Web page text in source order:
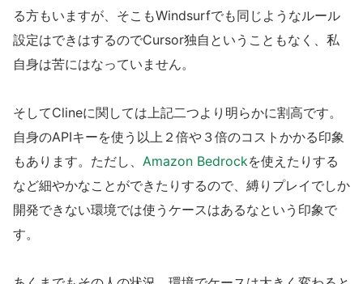
る方もいますが、そこもWindsurfでも同じようなルール
設定はできはするのでCursor独自ということもなく、私
自身は苦にはなっていません。
そしてClineに関しては上記二つより明らかに割高です。
自身のAPIキーを使う以上２倍や３倍のコストかかる印象
もあります。ただし、 Amazon Bedrockを使えたりする
など細やかなことができたりするので、縛りプレイでしか
開発できない環境では使うケースはあるなという印象で
す。